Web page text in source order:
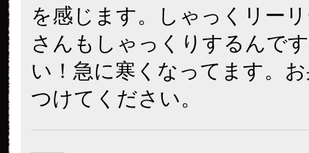
を感じます。しゃっくリー
さんもしゃっくりするんで
い！急に寒くなってます。
つけてください。